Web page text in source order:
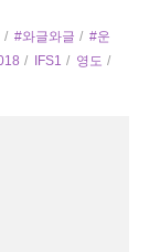
#와글와글
#운
IFS1
영도